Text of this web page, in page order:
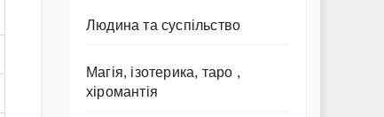
Людина та суспільство
Магія, ізотерика, таро ,
хіромантія